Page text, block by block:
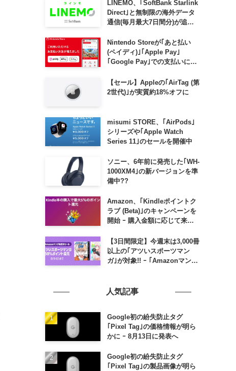
LINEMO、｢SoftBank Starlink
Direct｣と無制限の海外データ
通信(毎月最大7日間分)が追加
Nintendo Storeが｢あと払い
(ペイディ)｣｢Apple Pay｣
｢Google Pay｣での支払いに対
【セール】Appleの｢AirTag (第
2世代)｣が実質約18%オフに
misumi STORE、｢AirPods｣
シリーズや｢Apple Watch
Series 11｣のセールを開催中
ソニー、6年前に発売した｢WH-
1000XM4｣の新バージョンを準
備中??
Amazon、｢Kindleポイントク
ラブ (Beta)｣のキャンペーンを
開始 ｰ 購入金額に応じて来月
【3日間限定】今週末は3,000冊
以上の｢アツいスポーツマン
ガ｣が対象!! ｰ ｢Amazonマンガ
人気記事
Google初の紛失防止タグ
｢Pixel Tag｣の価格情報が明ら
かに ｰ 8月13日に発表へ
Google初の紛失防止タグ
｢Pixel Tag｣の製品画像が明ら